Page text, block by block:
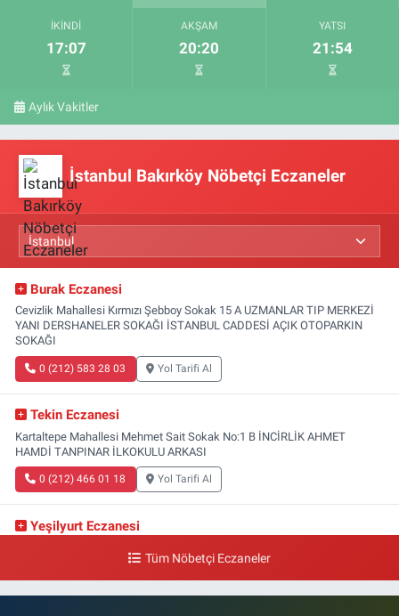
İKINDI
17:07
AKŞAM
20:20
YATSI
21:54
Aylık Vakitler
İstanbul Bakırköy Nöbetçi Eczaneler
Burak Eczanesi
Cevizlik Mahallesi Kırmızı Şebboy Sokak 15 A UZMANLAR TIP MERKEZİ
YANI DERSHANELER SOKAĞI İSTANBUL CADDESİ AÇIK OTOPARKIN
SOKAĞI
0 (212) 583 28 03 Yol Tarifi Al
Tekin Eczanesi
Kartaltepe Mahallesi Mehmet Sait Sokak No:1 B İNCİRLİK AHMET
HAMDİ TANPINAR İLKOKULU ARKASI
0 (212) 466 01 18 Yol Tarifi Al
Yeşilyurt Eczanesi
Tüm Nöbetçi Eczaneler